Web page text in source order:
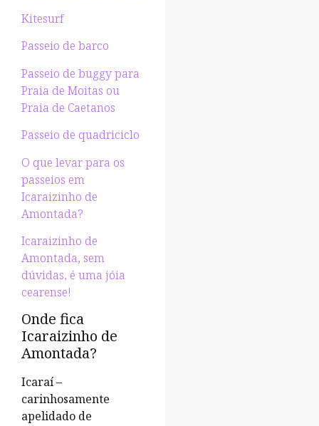
Kitesurf
Passeio de barco
Passeio de buggy para
Praia de Moitas ou
Praia de Caetanos
Passeio de quadriciclo
O que levar para os
passeios em
Icaraizinho de
Amontada?
Icaraizinho de
Amontada, sem
dúvidas, é uma jóia
cearense!
Onde fica
Icaraizinho de
Amontada?
Icaraí –
carinhosamente
apelidado de